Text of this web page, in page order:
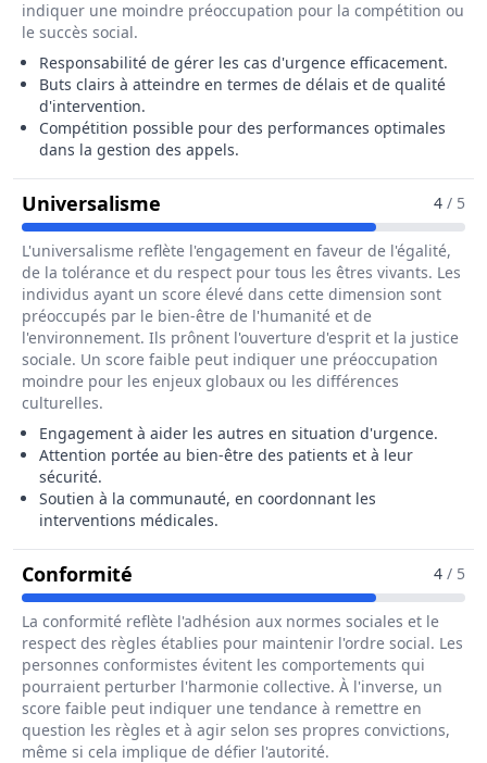
indiquer une moindre préoccupation pour la compétition ou
le succès social.
Responsabilité de gérer les cas d'urgence efficacement.
Buts clairs à atteindre en termes de délais et de qualité
d'intervention.
Compétition possible pour des performances optimales
dans la gestion des appels.
Universalisme Pour Le Métier De Assistant /
4 / 5
L'universalisme reflète l'engagement en faveur de l'égalité,
de la tolérance et du respect pour tous les êtres vivants. Les
individus ayant un score élevé dans cette dimension sont
préoccupés par le bien-être de l'humanité et de
l'environnement. Ils prônent l'ouverture d'esprit et la justice
sociale. Un score faible peut indiquer une préoccupation
moindre pour les enjeux globaux ou les différences
culturelles.
Engagement à aider les autres en situation d'urgence.
Attention portée au bien-être des patients et à leur
sécurité.
Soutien à la communauté, en coordonnant les
interventions médicales.
Conformité Pour Le Métier De Assistant / 4 / 5
La conformité reflète l'adhésion aux normes sociales et le
respect des règles établies pour maintenir l'ordre social. Les
personnes conformistes évitent les comportements qui
pourraient perturber l'harmonie collective. À l'inverse, un
score faible peut indiquer une tendance à remettre en
question les règles et à agir selon ses propres convictions,
même si cela implique de défier l'autorité.